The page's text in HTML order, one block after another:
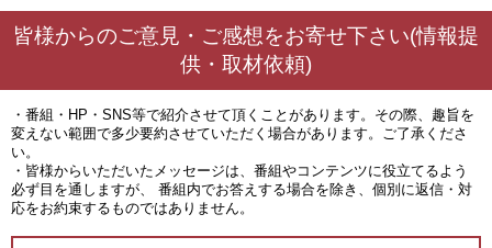
皆様からのご意見・ご感想をお寄せ下さい(情報提
供・取材依頼)
・番組・HP・SNS等で紹介させて頂くことがあります。その際、趣旨を
変えない範囲で多少要約させていただく場合があります。ご了承くださ
い。
・皆様からいただいたメッセージは、番組やコンテンツに役立てるよう
必ず目を通しますが、 番組内でお答えする場合を除き、個別に返信・対
応をお約束するものではありません。